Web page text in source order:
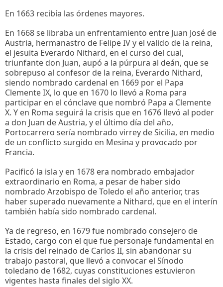
En 1663 recibía las órdenes mayores.
En 1668 se libraba un enfrentamiento entre Juan José de
Austria, hermanastro de Felipe IV y el valido de la reina,
el jesuita Everardo Nithard, en el curso del cual,
triunfante don Juan, aupó a la púrpura al deán, que se
sobrepuso al confesor de la reina, Everardo Nithard,
siendo nombrado cardenal en 1669 por el Papa
Clemente IX, lo que en 1670 lo llevó a Roma para
participar en el cónclave que nombró Papa a Clemente
X. Y en Roma seguirá la crisis que en 1676 llevó al poder
a don Juan de Austria, y el último día del año,
Portocarrero sería nombrado virrey de Sicilia, en medio
de un conflicto surgido en Mesina y provocado por
Francia.
Pacificó la isla y en 1678 era nombrado embajador
extraordinario en Roma, a pesar de haber sido
nombrado Arzobispo de Toledo el año anterior, tras
haber superado nuevamente a Nithard, que en el interín
también había sido nombrado cardenal.
Ya de regreso, en 1679 fue nombrado consejero de
Estado, cargo con el que fue personaje fundamental en
la crisis del reinado de Carlos II, sin abandonar su
trabajo pastoral, que llevó a convocar el Sínodo
toledano de 1682, cuyas constituciones estuvieron
vigentes hasta finales del siglo XX.